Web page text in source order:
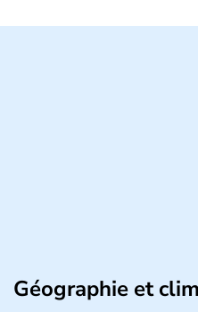
Géographie et